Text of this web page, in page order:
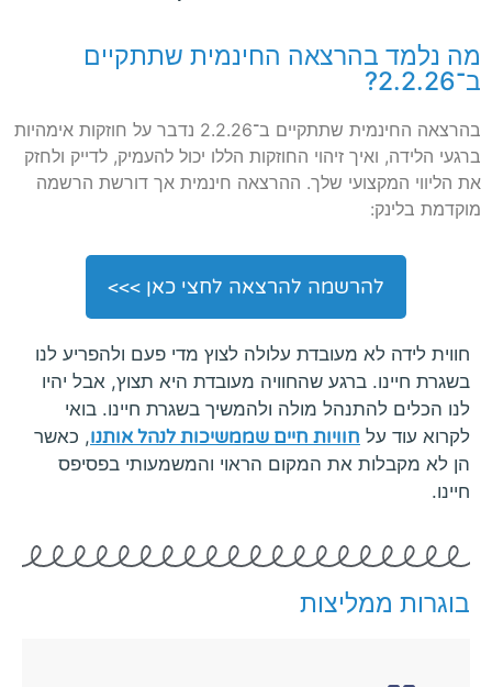
מה נלמד בהרצאה החינמית שתתקיים
ב־2.2.26?
בהרצאה החינמית שתתקיים ב־2.2.26 נדבר על חוזקות אימהיות
ברגעי הלידה, ואיך זיהוי החוזקות הללו יכול להעמיק, לדייק ולחזק
את הליווי המקצועי שלך. ההרצאה חינמית אך דורשת הרשמה
מוקדמת בלינק:
להרשמה להרצאה לחצי כאן >>>
חווית לידה לא מעובדת עלולה לצוץ מדי פעם ולהפריע לנו
בשגרת חיינו. ברגע שהחוויה מעובדת היא תצוץ, אבל יהיו
לנו הכלים להתנהל מולה ולהמשיך בשגרת חיינו. בואי
לקרוא עוד על חוויות חיים שממשיכות לנהל אותנו, כאשר
הן לא מקבלות את המקום הראוי והמשמעותי בפסיפס
חיינו.
בוגרות ממליצות